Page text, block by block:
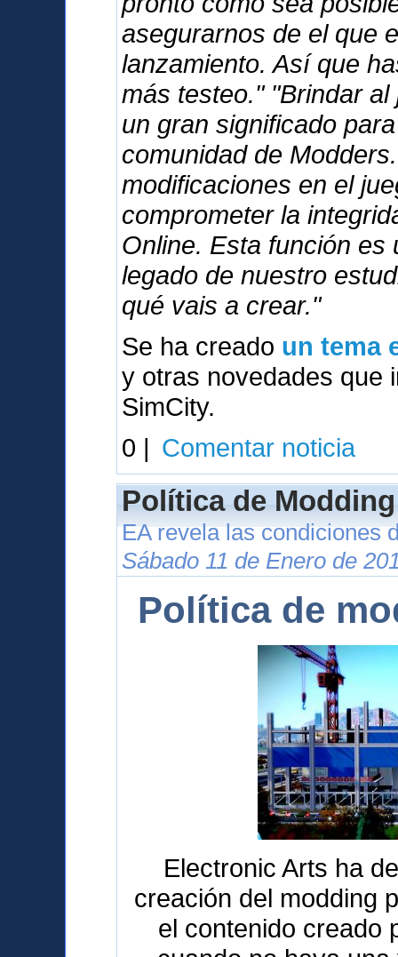
asegurarnos de el que
lanzamiento. Así que
más testeo." "Brindar
un gran significado
comunidad de
modificaciones en el
comprometer la
Online. Esta función es
legado de nuestro
qué vais a crear."
Se ha creado un tema
y otras novedades que
SimCity.
0 | Comentar noticia
Política de
EA revela las condiciones
Sábado 11 de Enero de
Política de
Electronic Arts ha
creación del modding
el contenido creado